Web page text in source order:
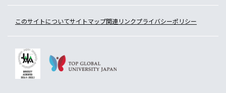
このサイトについてサイトマップ関連リンクプライバシーポリシー